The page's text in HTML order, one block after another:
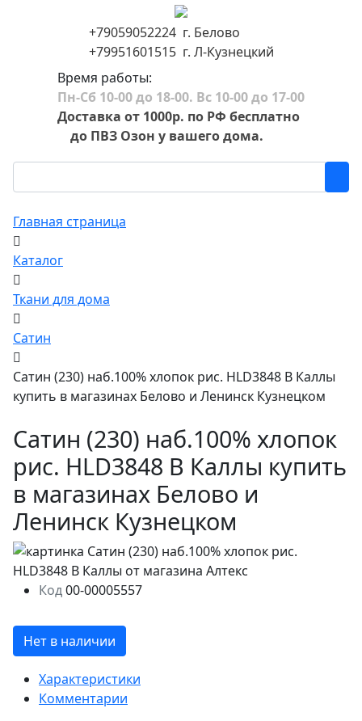
+79059052224 г. Белово
+79951601515 г. Л-Кузнецкий
Время работы:
Пн-Сб 10-00 до 18-00. Вс 10-00 до 17-00
Доставка от 1000р. по РФ бесплатно
до ПВЗ Озон у вашего дома.
Главная страница
Каталог
Ткани для дома
Сатин
Сатин (230) наб.100% хлопок рис. HLD3848 В Каллы
купить в магазинах Белово и Ленинск Кузнецком
Сатин (230) наб.100% хлопок
рис. HLD3848 В Каллы купить
в магазинах Белово и
Ленинск Кузнецком
Код00-00005557
Нет в наличии
Характеристики
Комментарии